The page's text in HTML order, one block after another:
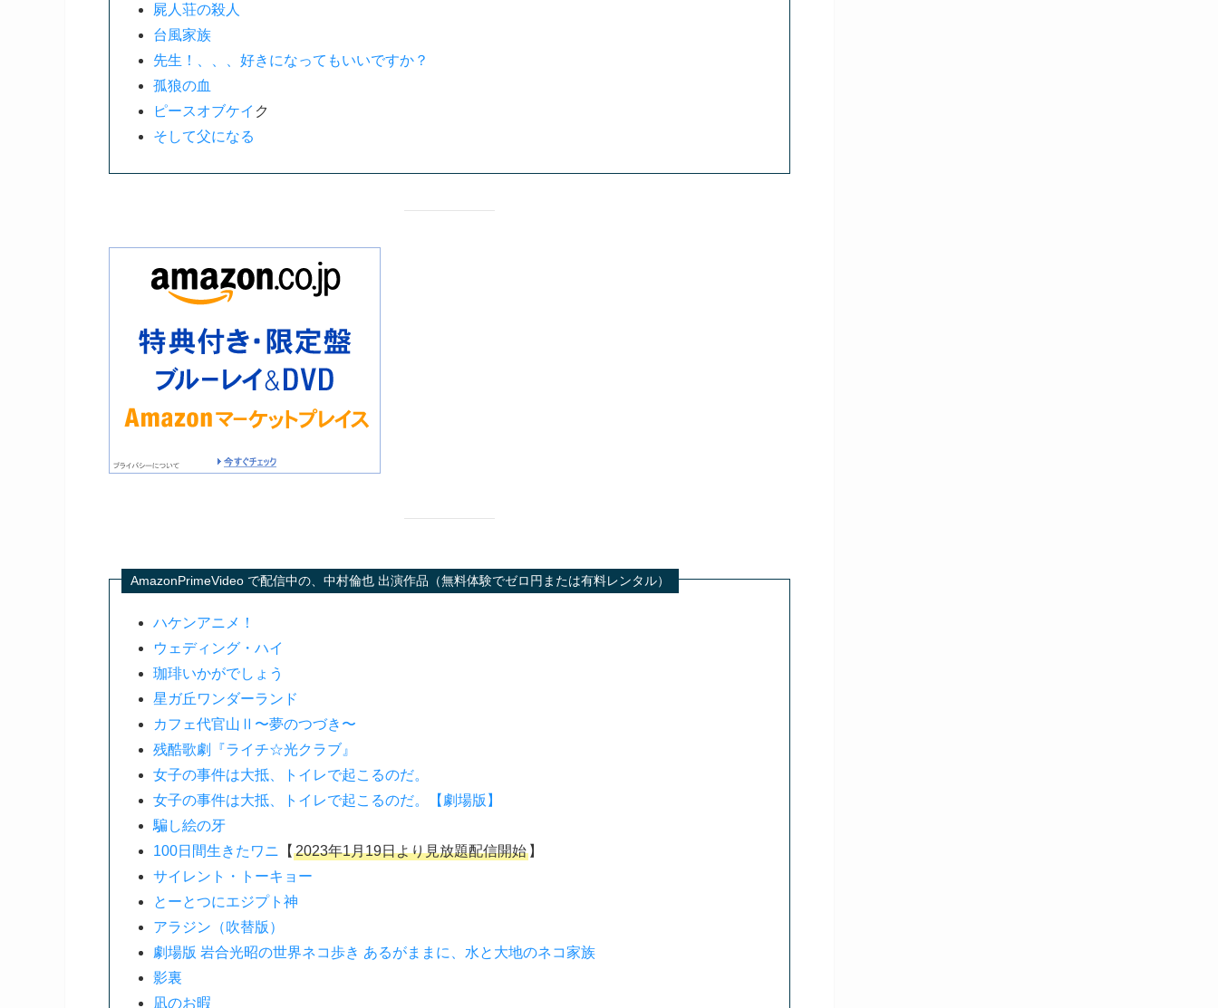
屍人荘の殺人
台風家族
先生！、、、好きになってもいいですか？
孤狼の血
ピースオブケイ ク
そして父になる
AmazonPrimeVideo で配信中の、中村倫也 出演作品（無料体験でゼロ円または有料レンタル）
ハケンアニメ！
ウェディング・ハイ
珈琲いかがでしょう
星ガ丘ワンダーランド
カフェ代官山Ⅱ〜夢のつづき〜
残酷歌劇『ライチ☆光クラブ』
女子の事件は大抵、トイレで起こるのだ。
女子の事件は大抵、トイレで起こるのだ。【劇場版】
騙し絵の牙
100日間生きたワニ 【 2023年1月19日より見放題配信開始 】
サイレント・トーキョー
とーとつにエジプト神
アラジン（吹替版）
劇場版 岩合光昭の世界ネコ歩き あるがままに、水と大地のネコ家族
影裏
凪のお暇